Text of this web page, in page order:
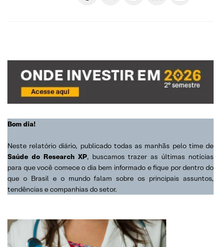
Bom dia!
Neste relatório diário, publicado todas as manhãs pelo time de
Saúde do Research XP, buscamos trazer as últimas notícias
para que você comece o dia bem informado e fique por dentro do
que o Brasil e o mundo falam sobre os principais assuntos,
tendências e companhias do setor.